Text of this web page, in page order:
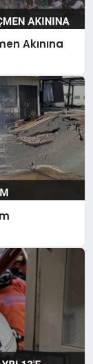
Akınına